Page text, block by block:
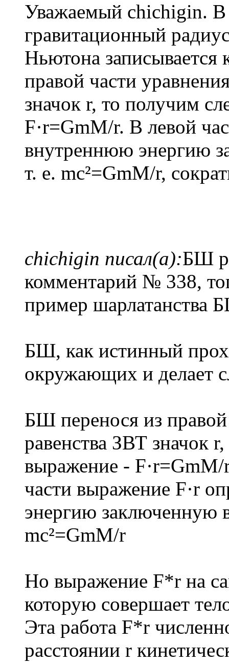
Уважаемый chichigin. В
гравитационный
Ньютона
правой части
значок r, то получим
F·r=GmM/r. В левой
внутреннюю энергию
т. е. mc²=GmM/r,
chichigin писал(а):БШ
комментарий № 338,
пример шарлатанства
БШ, как истинный
окружающих и делает
БШ перенося из
равенства ЗВТ значок
выражение - F·r=GmM/r
части выражение F·r
энергию заключенную
mc²=GmM/r
Но выражение F*r на
которую совершает
Эта работа F*r
расстоянии r